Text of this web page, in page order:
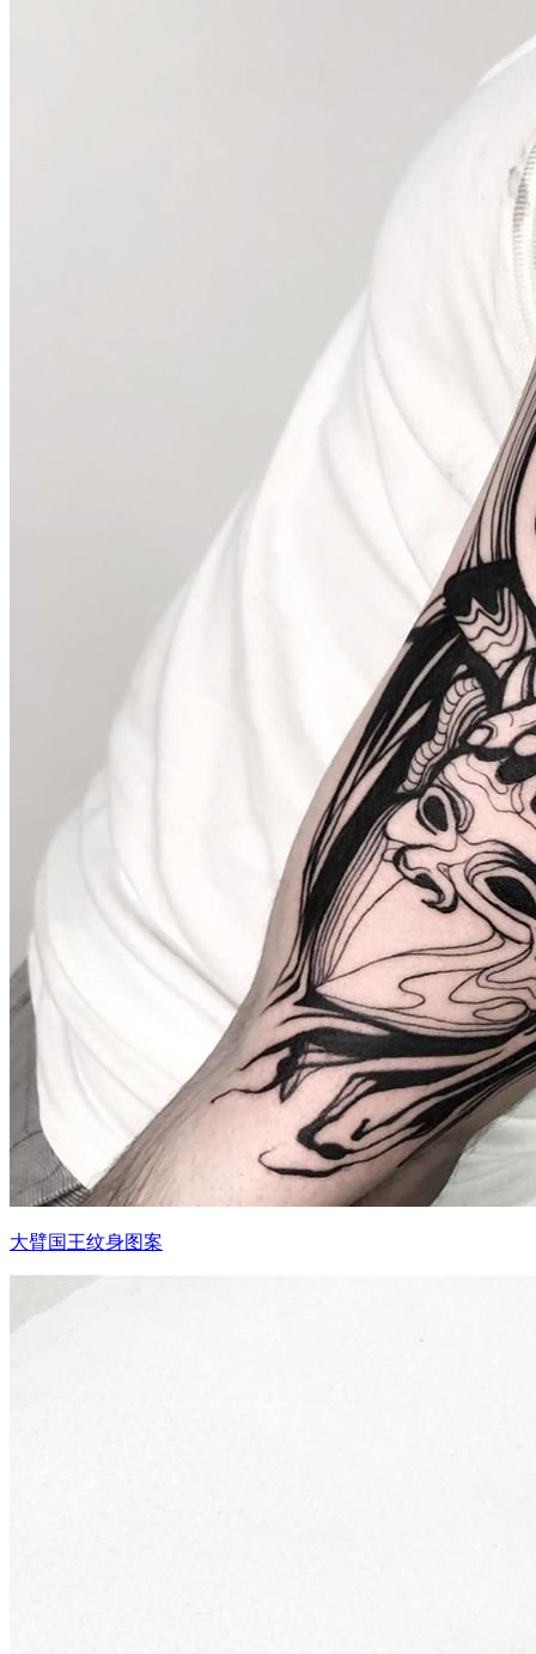
大臂国王纹身图案